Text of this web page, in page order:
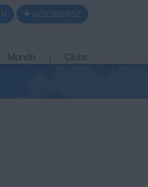
INSCRIBIRSE
Mundo Clubs